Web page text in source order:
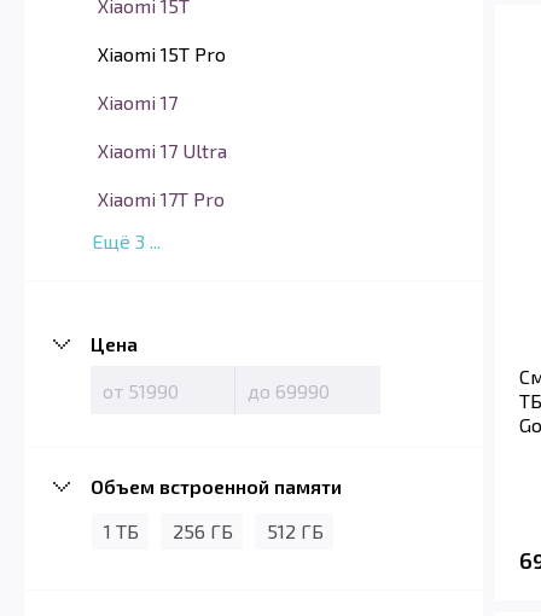
Xiaomi 15T
Xiaomi 15T Pro
Xiaomi 17
Xiaomi 17 Ultra
Xiaomi 17T Pro
Ещё 3 ...
Цена
Объем встроенной памяти
1 ТБ
256 ГБ 512 ГБ